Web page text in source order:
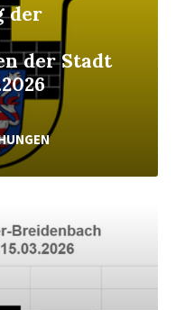
der
der Stadt